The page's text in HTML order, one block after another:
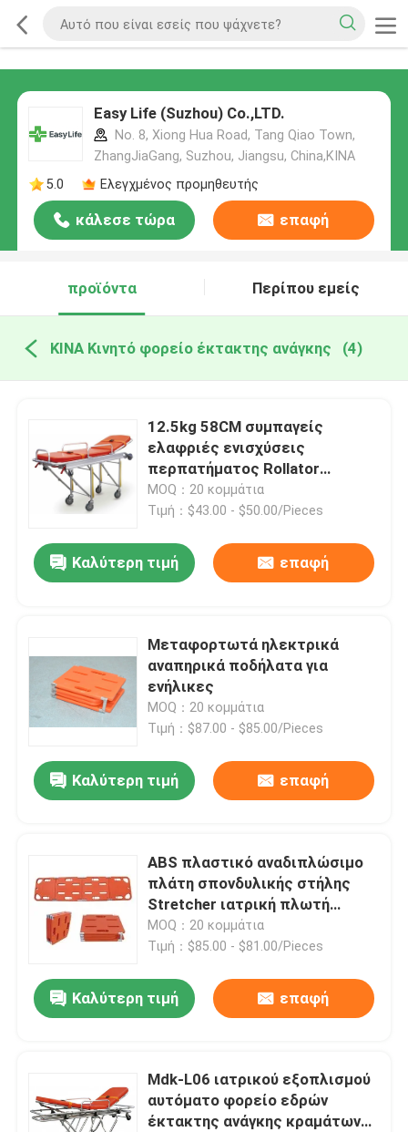
Easy Life (Suzhou) Co.,LTD.
No. 8, Xiong Hua Road, Tang Qiao Town,
ZhangJiaGang, Suzhou, Jiangsu, China,ΚΙΝΑ
5.0
Ελεγχμένος προμηθευτής
κάλεσε τώρα επαφή
προϊόντα Περίπου εμείς
ΚΙΝΑ Κινητό φορείο έκτακτης ανάγκης (4)
12.5kg 58CM συμπαγείς
ελαφριές ενισχύσεις
περπατήματος Rollator
αναπηρικών καρεκλών
διπλώματος ηλεκτρικές
MOQ：20 κομμάτια
Τιμή：$43.00 - $50.00/Pieces
Καλύτερη τιμή επαφή
Μεταφορτωτά ηλεκτρικά
αναπηρικά ποδήλατα για
ενήλικες
MOQ：20 κομμάτια
Τιμή：$87.00 - $85.00/Pieces
Καλύτερη τιμή επαφή
ABS πλαστικό αναδιπλώσιμο
πλάτη σπονδυλικής στήλης
Stretcher ιατρική πλωτή
διάσωση νερού
MOQ：20 κομμάτια
Τιμή：$85.00 - $81.00/Pieces
Καλύτερη τιμή επαφή
Mdk-L06 ιατρικού εξοπλισμού
αυτόματο φορείο εδρών
έκτακτης ανάγκης κραμάτων